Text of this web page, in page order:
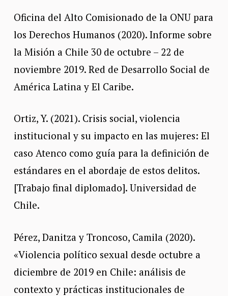
Oficina del Alto Comisionado de la ONU para
los Derechos Humanos (2020). Informe sobre
la Misión a Chile 30 de octubre – 22 de
noviembre 2019. Red de Desarrollo Social de
América Latina y El Caribe.
Ortiz, Y. (2021). Crisis social, violencia
institucional y su impacto en las mujeres: El
caso Atenco como guía para la definición de
estándares en el abordaje de estos delitos.
[Trabajo final diplomado]. Universidad de
Chile.
Pérez, Danitza y Troncoso, Camila (2020).
«Violencia político sexual desde octubre a
diciembre de 2019 en Chile: análisis de
contexto y prácticas institucionales de